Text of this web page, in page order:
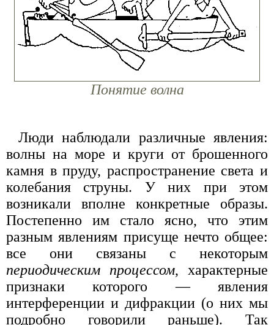
Понятие волна
Люди наблюдали различные явления:
волны на море и круги от брошенного
камня в пруду, распространение света и
колебания струны. У них при этом
возникали вполне конкретные образы.
Постепенно им стало ясно, что этим
разным явлениям присуще нечто общее:
все они связаны с некоторым
периодическим процессом, характерные
признаки которого — явления
интерференции и дифракции (о них мы
подробно говорили раньше). Так